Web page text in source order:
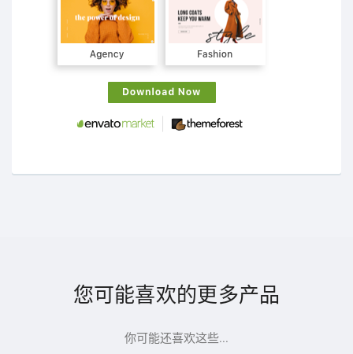
您可能喜欢的更多产品
你可能还喜欢这些...